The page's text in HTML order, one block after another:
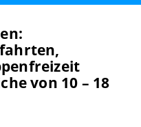
von 10 – 18